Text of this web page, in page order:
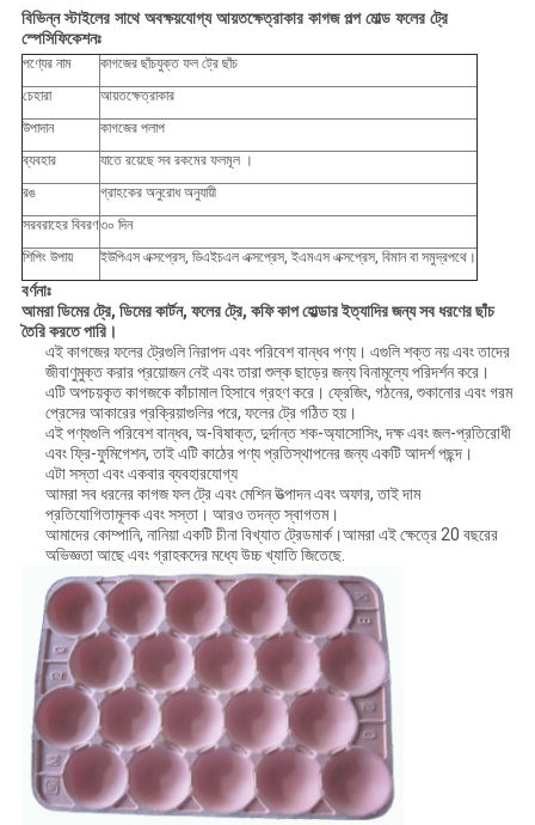
বিভিন্ন স্টাইলের সাথে অবক্ষয়যোগ্য আয়তক্ষেত্রাকার কাগজ পল্প মোল্ড ফলের ট্রে
স্পেসিফিকেশনঃ
পণ্যের নাম
কাগজের ছাঁচযুক্ত ফল ট্রে ছাঁচ
চেহারা
আয়তক্ষেত্রাকার
উপাদান
কাগজের পলাপ
ব্যবহার
যাতে রয়েছে সব রকমের ফলমূল ।
রঙ
গ্রাহকের অনুরোধ অনুযায়ী
সরবরাহের বিবরণ৩০ দিন
শিপিং উপায়
ইউপিএস এক্সপ্রেস, ডিএইচএল এক্সপ্রেস, ইএমএস এক্সপ্রেস, বিমান বা সমুদ্রপথে।
বর্ণনাঃ
আমরা ডিমের ট্রে, ডিমের কার্টন, ফলের ট্রে, কফি কাপ হোল্ডার ইত্যাদির জন্য সব ধরণের ছাঁচ
তৈরি করতে পারি।
এই কাগজের ফলের ট্রেগুলি নিরাপদ এবং পরিবেশ বান্ধব পণ্য। এগুলি শক্ত নয় এবং তাদের
জীবাণুমুক্ত করার প্রয়োজন নেই এবং তারা শুল্ক ছাড়ের জন্য বিনামূল্যে পরিদর্শন করে।
এটি অপচয়কৃত কাগজকে কাঁচামাল হিসাবে গ্রহণ করে। ফ্রেজিং, গঠনের, শুকানোর এবং গরম
প্রেসের আকারের প্রক্রিয়াগুলির পরে, ফলের ট্রে গঠিত হয়।
এই পণ্যগুলি পরিবেশ বান্ধব, অ-বিষাক্ত, দুর্দান্ত শক-অ্যাসোসিং, দক্ষ এবং জল-প্রতিরোধী
এবং ফ্রি-ফুমিগেশন, তাই এটি কাঠের পণ্য প্রতিস্থাপনের জন্য একটি আদর্শ পছন্দ।
এটা সস্তা এবং একবার ব্যবহারযোগ্য
আমরা সব ধরনের কাগজ ফল ট্রে এবং মেশিন উত্পাদন এবং অফার, তাই দাম
প্রতিযোগিতামূলক এবং সস্তা। আরও তদন্ত স্বাগতম।
আমাদের কোম্পানি, নানিয়া একটি চীনা বিখ্যাত ট্রেডমার্ক।আমরা এই ক্ষেত্রে 20 বছরের
অভিজ্ঞতা আছে এবং গ্রাহকদের মধ্যে উচ্চ খ্যাতি জিতেছে.